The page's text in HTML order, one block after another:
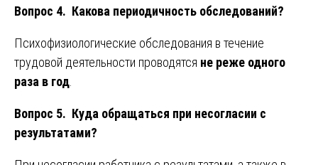
Вопрос 4. Какова периодичность обследований?
Психофизиологические обследования в течение
трудовой деятельности проводятся не реже одного
раза в год
Вопрос 5. Куда обращаться при несогласии с
результатами?